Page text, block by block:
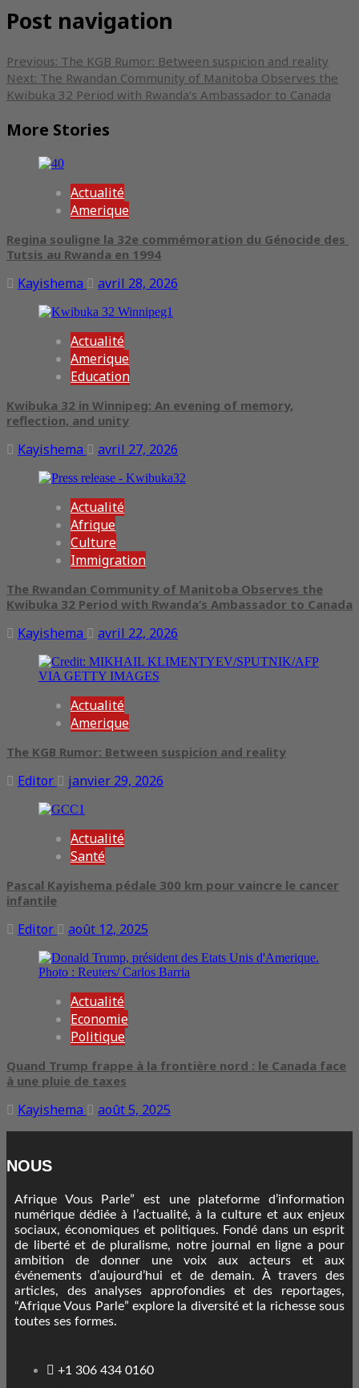
Post navigation
Previous: The KGB Rumor: Between suspicion and reality
Next: The Rwandan Community of Manitoba Observes the
Kwibuka 32 Period with Rwanda’s Ambassador to Canada
More Stories
Actualité
Amerique
Regina souligne la 32e commémoration du Génocide des
Tutsis au Rwanda en 1994
Kayishema avril 28, 2026
Actualité
Amerique
Education
Kwibuka 32 in Winnipeg: An evening of memory,
reflection, and unity
Kayishema avril 27, 2026
Actualité
Afrique
Culture
Immigration
The Rwandan Community of Manitoba Observes the
Kwibuka 32 Period with Rwanda’s Ambassador to Canada
Kayishema avril 22, 2026
Actualité
Amerique
The KGB Rumor: Between suspicion and reality
Editor janvier 29, 2026
Actualité
Santé
Pascal Kayishema pédale 300 km pour vaincre le cancer
infantile
Editor août 12, 2025
Actualité
Economie
Politique
Quand Trump frappe à la frontière nord : le Canada face
à une pluie de taxes
Kayishema août 5, 2025
NOUS
Afrique Vous Parle” est une plateforme d’information
numérique dédiée à l’actualité, à la culture et aux enjeux
sociaux, économiques et politiques. Fondé dans un esprit
de liberté et de pluralisme, notre journal en ligne a pour
ambition de donner une voix aux acteurs et aux
événements d’aujourd’hui et de demain. À travers des
articles, des analyses approfondies et des reportages,
“Afrique Vous Parle” explore la diversité et la richesse sous
toutes ses formes.
+1 306 434 0160